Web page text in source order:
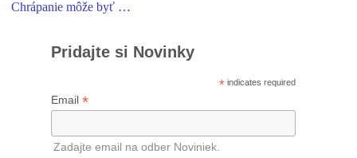
Chrápanie môže byť …
Pridajte si Novinky
* indicates required
Email *
Zadajte email na odber Noviniek.